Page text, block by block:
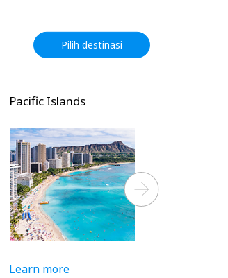
Pilih destinasi
Pacific Islands
Learn more
Next